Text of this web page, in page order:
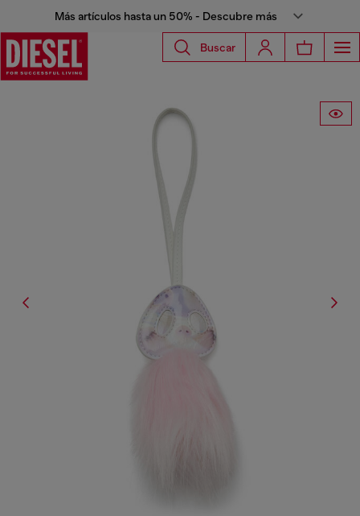
Más artículos hasta un 50% - Descubre más
Buscar